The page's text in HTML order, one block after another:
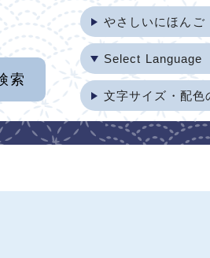
やさしいにほんご
Select Language
文字サイズ・配色